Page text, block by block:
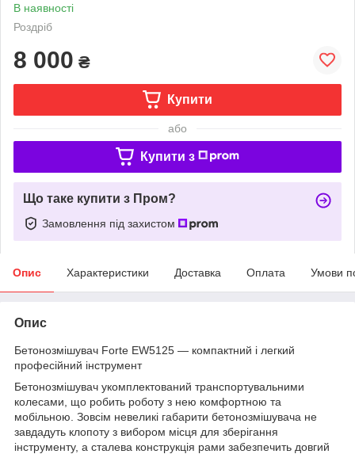
В наявності
Роздріб
8 000 ₴
Купити
або
Купити з
Що таке купити з Пром?
Замовлення під захистом
Опис Характеристики Доставка Оплата Умови
Опис
Бетонозмішувач Forte EW5125 — компактний і легкий
професійний інструмент
Бетонозмішувач укомплектований транспортувальними
колесами, що робить роботу з нею комфортною та
мобільною. Зовсім невеликі габарити бетонозмішувача не
завдадуть клопоту з вибором місця для зберігання
інструменту, а сталева конструкція рами забезпечить довгий